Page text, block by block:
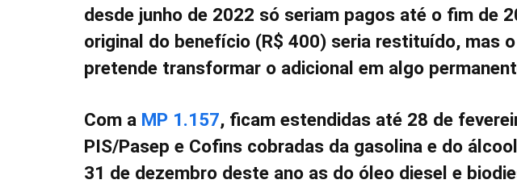
desde junho de 2022 só seriam pagos até o fim de
original do benefício (R$ 400) seria restituído, mas
pretende transformar o adicional em algo
Com a MP 1.157, ficam estendidas até 28 de
PIS/Pasep e Cofins cobradas da gasolina e do
31 de dezembro deste ano as do óleo diesel e